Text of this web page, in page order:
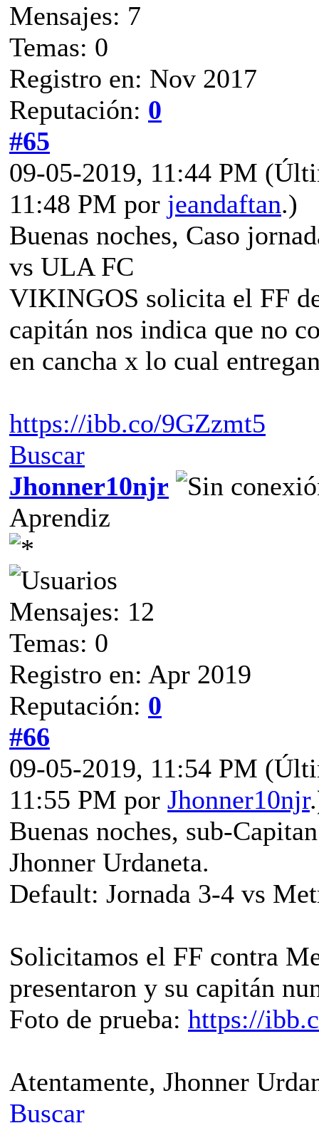
Mensajes: 7
Temas: 0
Registro en: Nov 2017
Reputación: 0
#65
09-05-2019, 11:44 PM
11:48 PM por jeandaftan.)
Buenas noches, Caso
vs ULA FC
VIKINGOS solicita el FF
capitán nos indica que no
en cancha x lo cual
https://ibb.co/9GZzmt5
Buscar
Jhonner10njr
Aprendiz
Mensajes: 12
Temas: 0
Registro en: Apr 2019
Reputación: 0
#66
09-05-2019, 11:54 PM
11:55 PM por Jhonner10njr
Buenas noches, sub-
Jhonner Urdaneta.
Default: Jornada 3-4 vs
Solicitamos el FF contra
presentaron y su capitán
Foto de prueba: https://
Atentamente, Jhonner
Buscar